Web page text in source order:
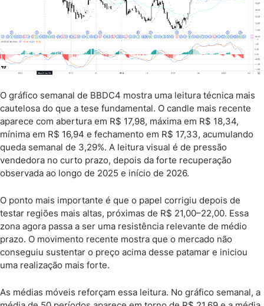
O gráfico semanal de BBDC4 mostra uma leitura técnica mais
cautelosa do que a tese fundamental. O candle mais recente
aparece com abertura em R$ 17,98, máxima em R$ 18,34,
mínima em R$ 16,94 e fechamento em R$ 17,33, acumulando
queda semanal de 3,29%. A leitura visual é de pressão
vendedora no curto prazo, depois da forte recuperação
observada ao longo de 2025 e início de 2026.
O ponto mais importante é que o papel corrigiu depois de
testar regiões mais altas, próximas de R$ 21,00–22,00. Essa
zona agora passa a ser uma resistência relevante de médio
prazo. O movimento recente mostra que o mercado não
conseguiu sustentar o preço acima desse patamar e iniciou
uma realização mais forte.
As médias móveis reforçam essa leitura. No gráfico semanal, a